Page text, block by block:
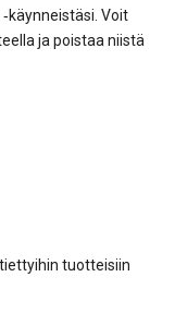
Voit
ja poistaa niistä
tuotteisiin